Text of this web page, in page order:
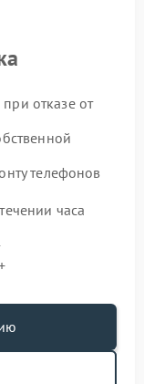
отказе от
телефонов
часа